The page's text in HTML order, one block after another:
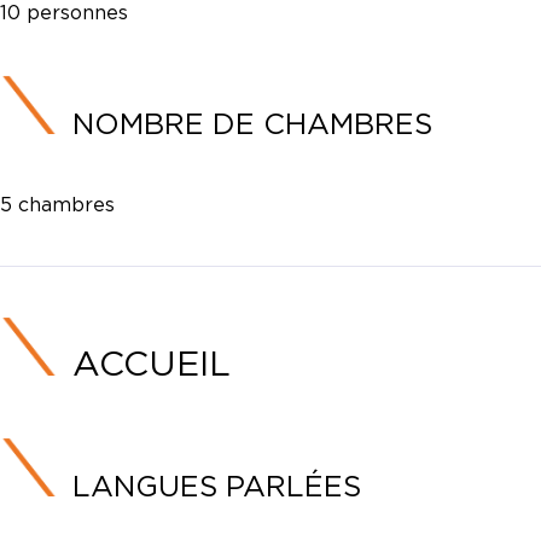
10 personnes
NOMBRE DE CHAMBRES
5 chambres
ACCUEIL
LANGUES PARLÉES